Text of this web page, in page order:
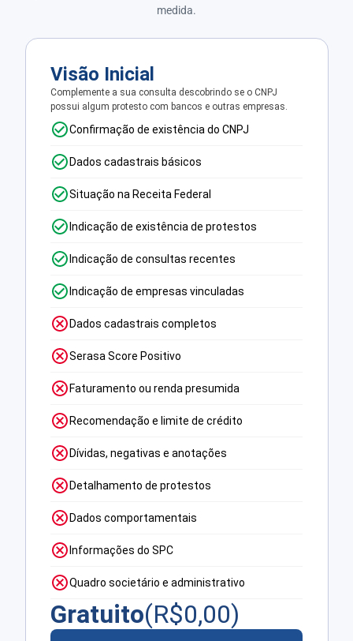
medida.
Visão Inicial
Complemente a sua consulta descobrindo se o CNPJ
possui algum protesto com bancos e outras empresas.
Confirmação de existência do CNPJ
Dados cadastrais básicos
Situação na Receita Federal
Indicação de existência de protestos
Indicação de consultas recentes
Indicação de empresas vinculadas
Dados cadastrais completos
Serasa Score Positivo
Faturamento ou renda presumida
Recomendação e limite de crédito
Dívidas, negativas e anotações
Detalhamento de protestos
Dados comportamentais
Informações do SPC
Quadro societário e administrativo
Gratuito(R$0,00)